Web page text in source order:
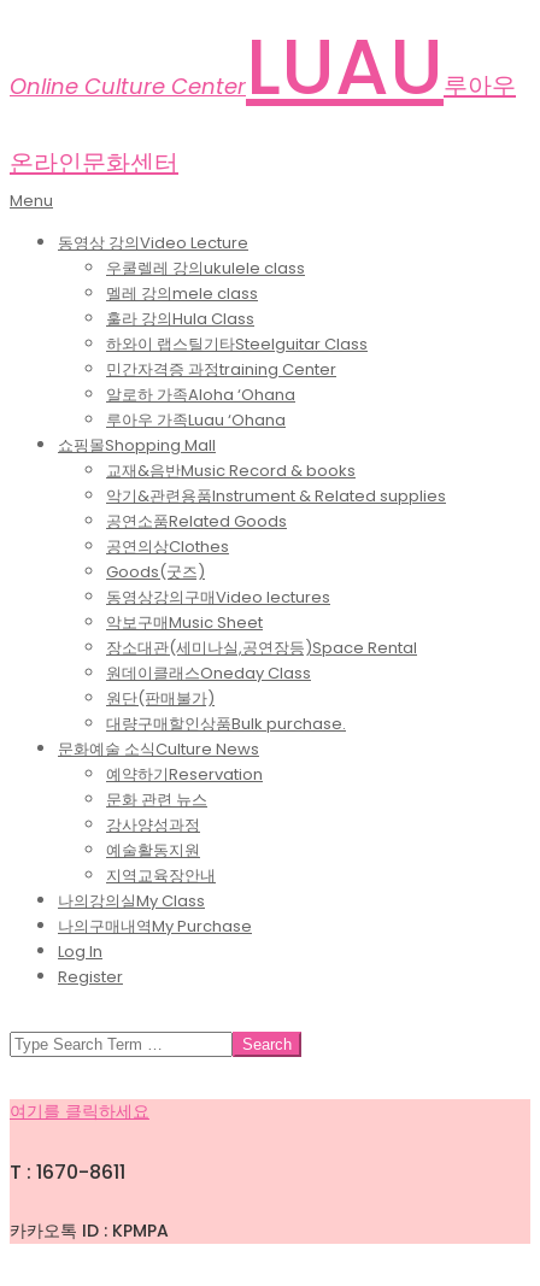
Online Culture Center LUAU 루아우
온라인문화센터
Primary
Menu
Menu
동영상 강의Video Lecture
우쿨렐레 강의ukulele class
멜레 강의mele class
훌라 강의Hula Class
하와이 랩스틸기타Steelguitar Class
민간자격증 과정training Center
알로하 가족Aloha ‘Ohana
루아우 가족Luau ‘Ohana
쇼핑몰Shopping Mall
교재&음반Music Record & books
악기&관련용품Instrument & Related supplies
공연소품Related Goods
공연의상Clothes
Goods(굿즈)
동영상강의구매Video lectures
악보구매Music Sheet
장소대관(세미나실,공연장등)Space Rental
원데이클래스Oneday Class
원단(판매불가)
대량구매할인상품Bulk purchase.
문화예술 소식Culture News
예약하기Reservation
문화 관련 뉴스
강사양성과정
예술활동지원
지역교육장안내
나의강의실My Class
나의구매내역My Purchase
Log In
Register
SEARCH
여기를 클릭하세요
T : 1670-8611
카카오톡 ID : KPMPA